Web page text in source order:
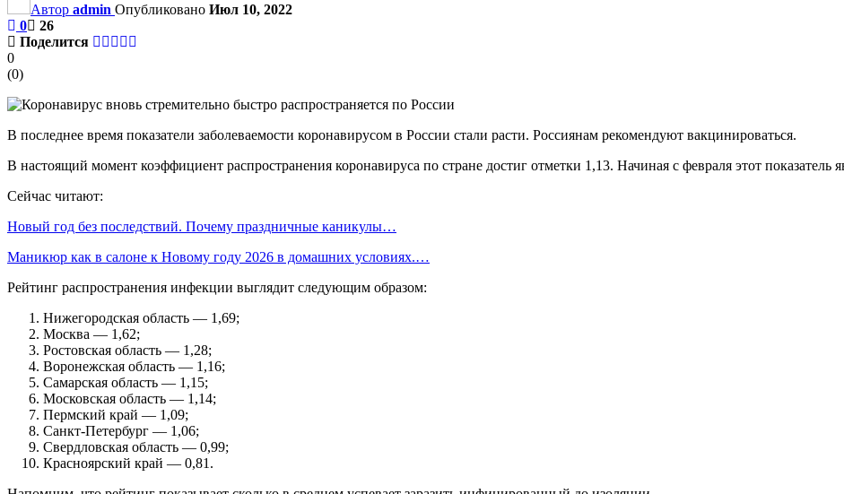
Автор admin Опубликовано Июл 10, 2022
0
26
Поделится
0
(0)
В последнее время показатели заболеваемости коронавирусом в России стали расти. Россиянам рекомендуют вакцинироваться.
В настоящий момент коэффициент распространения коронавируса по стране достиг отметки 1,13. Начиная с февраля этот показатель
Сейчас читают:
Новый год без последствий. Почему праздничные каникулы…
Маникюр как в салоне к Новому году 2026 в домашних условиях.…
Рейтинг распространения инфекции выглядит следующим образом:
Нижегородская область — 1,69;
Москва — 1,62;
Ростовская область — 1,28;
Воронежская область — 1,16;
Самарская область — 1,15;
Московская область — 1,14;
Пермский край — 1,09;
Санкт-Петербург — 1,06;
Свердловская область — 0,99;
Красноярский край — 0,81.